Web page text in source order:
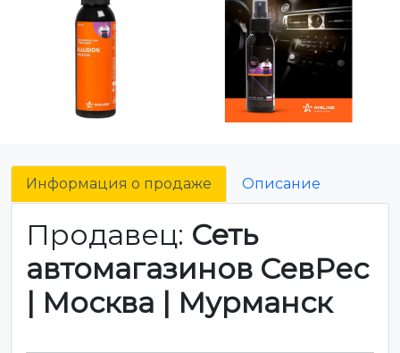
Информация о продаже Описание
Продавец: Сеть
автомагазинов СевРес
| Москва | Мурманск